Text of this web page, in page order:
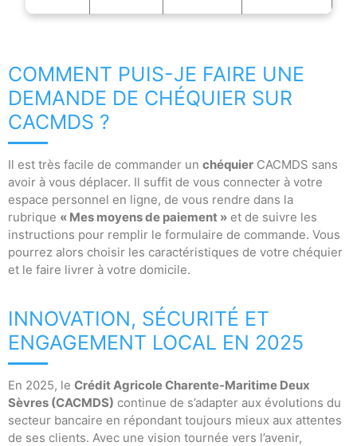
COMMENT PUIS-JE FAIRE UNE
DEMANDE DE CHÉQUIER SUR
CACMDS ?
Il est très facile de commander un chéquier CACMDS sans
avoir à vous déplacer. Il suffit de vous connecter à votre
espace personnel en ligne, de vous rendre dans la
rubrique « Mes moyens de paiement » et de suivre les
instructions pour remplir le formulaire de commande. Vous
pourrez alors choisir les caractéristiques de votre chéquier
et le faire livrer à votre domicile.
INNOVATION, SÉCURITÉ ET
ENGAGEMENT LOCAL EN 2025
En 2025, le Crédit Agricole Charente-Maritime Deux
Sèvres (CACMDS) continue de s’adapter aux évolutions du
secteur bancaire en répondant toujours mieux aux attentes
de ses clients. Avec une vision tournée vers l’avenir,